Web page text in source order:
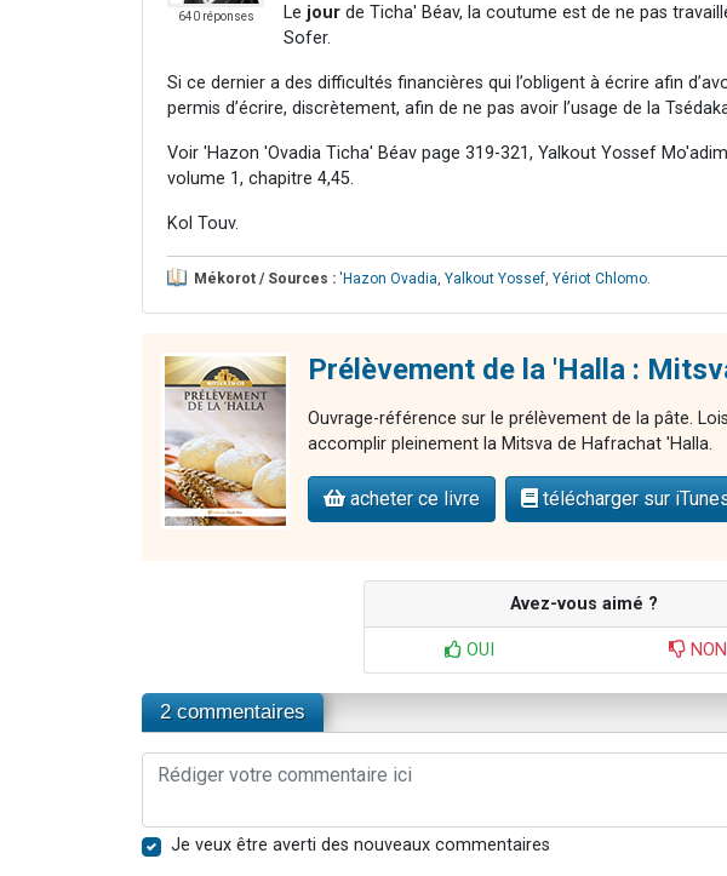
640 réponses Le jour de Ticha' Béav, la coutume est de ne pas
Sofer.
Si ce dernier a des difficultés financières qui l’obligent à écrire afin
permis d’écrire, discrètement, afin de ne pas avoir l’usage de la
Voir 'Hazon 'Ovadia Ticha' Béav page 319-321, Yalkout Yossef
volume 1, chapitre 4,45.
Kol Touv.
Mékorot / Sources : 'Hazon Ovadia Yalkout Yossef Yériot Chlomo
Prélèvement de la 'Halla :
Ouvrage-référence sur le prélèvement de la pâte.
accomplir pleinement la Mitsva de Hafrachat 'Halla.
acheter ce livre télécharger sur
Avez-vous aimé ?
OUI NON
2 commentaires
Je veux être averti des nouveaux commentaires